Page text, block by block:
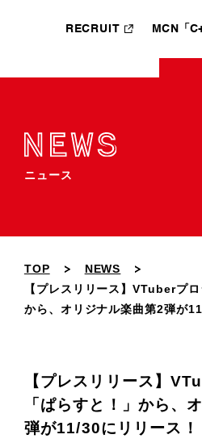
RECRUIT MCN「
ニュース
TOP
NEWS
【プレスリリース】VTuberプ
から、オリジナル楽曲第2弾が
【プレスリリース】
「ぱらすと！」から、
弾が11/30にリリース！